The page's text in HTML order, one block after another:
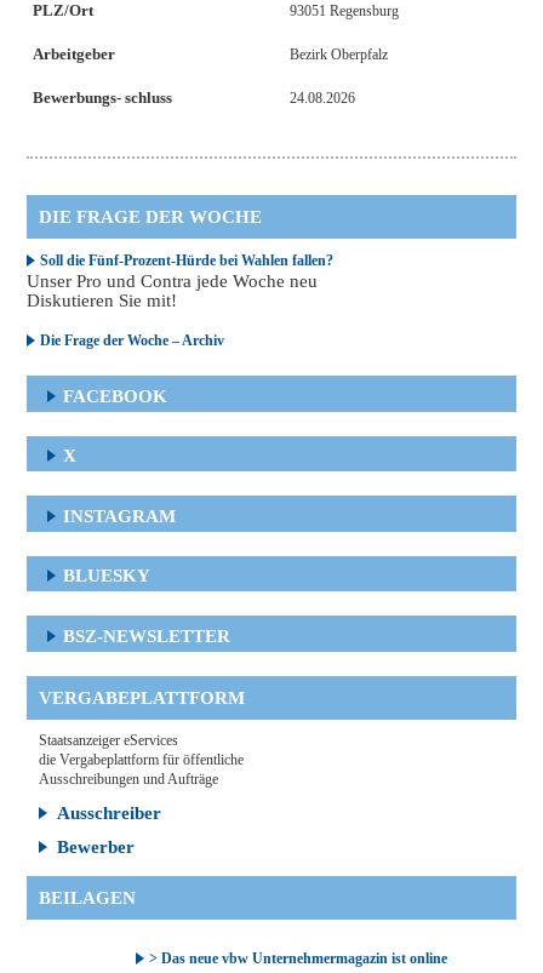
PLZ/Ort
Arbeitgeber
Bewerbungs- schluss
93051 Regensburg
Bezirk Oberpfalz
24.08.2026
DIE FRAGE DER WOCHE
Soll die Fünf-Prozent-Hürde bei Wahlen fallen?
Unser Pro und Contra jede Woche neu
Diskutieren Sie mit!
Die Frage der Woche – Archiv
FACEBOOK
X
INSTAGRAM
BLUESKY
BSZ-NEWSLETTER
VERGABEPLATTFORM
Staatsanzeiger eServices
die Vergabeplattform für öffentliche
Ausschreibungen und Aufträge
Ausschreiber
Bewerber
BEILAGEN
> Das neue vbw Unternehmermagazin ist online